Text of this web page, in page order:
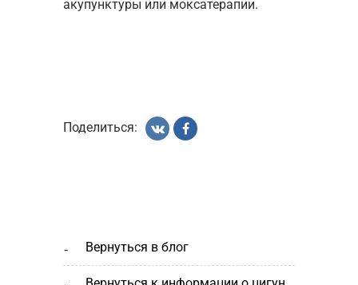
вернуться в блог
акупунктуры или моксатерапии.
Поделиться: